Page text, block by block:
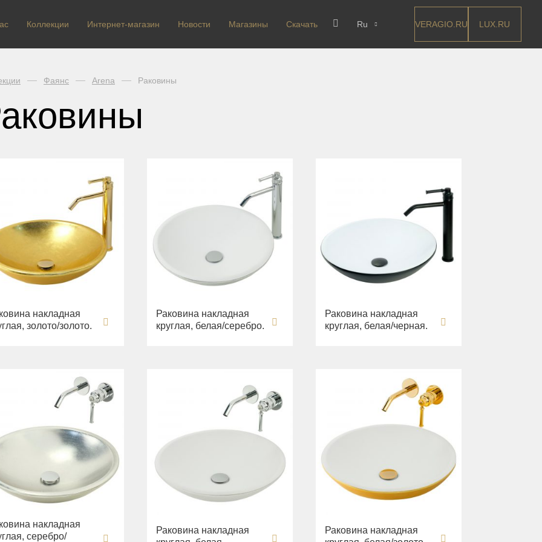
Коллекции Интернет-магазин Новости Магазины Скачать Ru VERAGIO.RU LUX.RU
Фаянс Arena Раковины
накладная
золото/золото.
Раковина накладная
круглая, белая/серебро.
Раковина накладная
круглая, белая/черная.
накладная
серебро/
Раковина накладная
Раковина накладная